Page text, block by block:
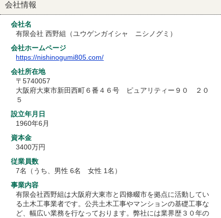
会社情報
会社名
有限会社 西野組（ユウゲンガイシャ ニシノグミ）
会社ホームページ
https://nishinogumi805.com/
会社所在地
〒5740057
大阪府大東市新田西町６番４６号 ピュアリティー９０ ２０
５
設立年月日
1960年6月
資本金
3400万円
従業員数
7名（うち、男性 6名 女性 1名）
事業内容
有限会社西野組は大阪府大東市と四條畷市を拠点に活動してい
る土木工事業者です。公共土木工事やマンションの基礎工事な
ど、幅広い業務を行なっております。弊社には業界歴３０年の